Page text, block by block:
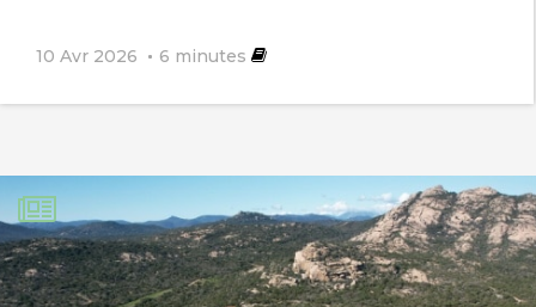
Lefaut 25 mars 2023
10 Avr 2026 6 minutes